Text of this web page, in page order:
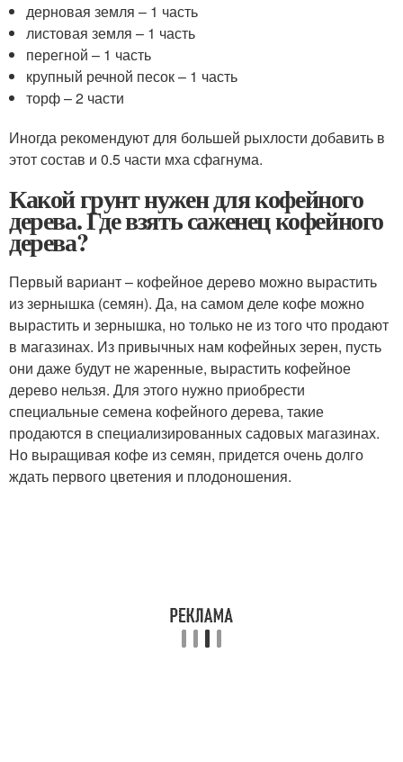
дерновая земля – 1 часть
листовая земля – 1 часть
перегной – 1 часть
крупный речной песок – 1 часть
торф – 2 части
Иногда рекомендуют для большей рыхлости добавить в
этот состав и 0.5 части мха сфагнума.
Какой грунт нужен для кофейного
дерева. Где взять саженец кофейного
дерева?
Первый вариант – кофейное дерево можно вырастить
из зернышка (семян). Да, на самом деле кофе можно
вырастить и зернышка, но только не из того что продают
в магазинах. Из привычных нам кофейных зерен, пусть
они даже будут не жаренные, вырастить кофейное
дерево нельзя. Для этого нужно приобрести
специальные семена кофейного дерева, такие
продаются в специализированных садовых магазинах.
Но выращивая кофе из семян, придется очень долго
ждать первого цветения и плодоношения.